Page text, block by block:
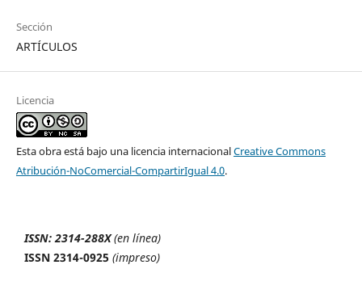
Sección
ARTÍCULOS
Licencia
Esta obra está bajo una licencia internacionalCreative Commons
Atribución-NoComercial-CompartirIgual 4.0.
ISSN: 2314-288X(en línea)
ISSN 2314-0925 (impreso)